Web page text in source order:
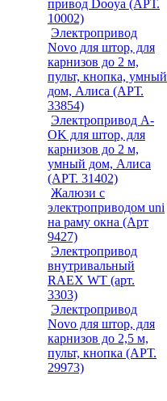
привод Dooya (АРТ.
10002)
Электропривод
Novo для штор, для
карнизов до 2 м,
пульт, кнопка, умный
дом, Алиса (АРТ.
33854)
Электропривод A-
OK для штор, для
карнизов до 2 м,
умный дом, Алиса
(АРТ. 31402)
Жалюзи с
электроприводом uni
на раму окна (Арт
9427)
Электропривод
внутривальный
RAEX WT (арт.
3303)
Электропривод
Novo для штор, для
карнизов до 2,5 м,
пульт, кнопка (АРТ.
29973)